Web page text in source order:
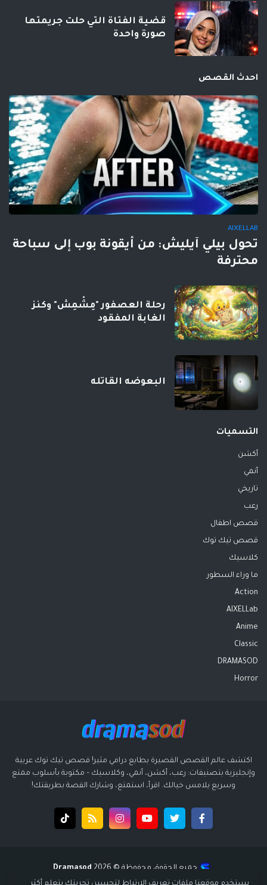
قضية الفتاة التي حلت جريمتها
صورة واحدة
احدث القصص
AIXELLAB
تحول بيلي آيليش: من أيقونة بوب إلى سباحة
محترفة
رحلة العصفور "مِشْمِش" وكنز
الغابة المفقود
البعوضه القاتله
التسميات
أكشن
أنمي
تاريخي
رعب
قصص اطفال
قصص تيك توك
كلاسيك
ما وراء السطور
Action
AIXELLab
Anime
Classic
DRAMASOD
Horror
اكتشف عالم القصص القصيرة بطابع درامي مثير! قصص تيك توك عربية
وإنجليزية بتصنيفات: رعب، أكشن، أنمي، وكلاسيك – مكتوبة بأسلوب ممتع
وسريع يلامس خيالك. اقرأ، استمتع، وشارك القصة بطريقتك!
جميع الحقوق محفوظة ©️ 2026
Dramasod
قالب بواسطةقالب سوبر ميجا - supermega | تصميم انتشار ديجيتال